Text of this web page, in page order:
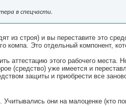
в спецчасти.
из строя) и вы переставите это
компа. Это отдельный компонент,
аттестацию этого рабочего места.
(средство) уже имеется и
защиты и приобрести все
они на малоценке (кто